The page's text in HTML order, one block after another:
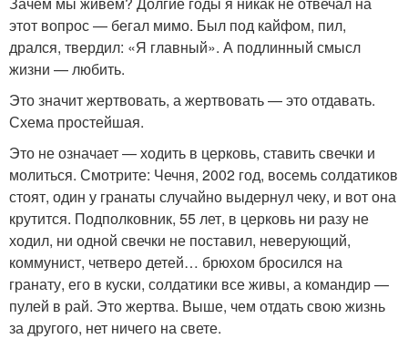
этот вопрос — бегал мимо. Был под кайфом, пил,
дрался, твердил: «Я главный». А подлинный смысл
жизни — любить.
Это значит жертвовать, а жертвовать — это отдавать.
Схема простейшая.
Это не означает — ходить в церковь, ставить свечки и
молиться. Смотрите: Чечня, 2002 год, восемь солдатиков
стоят, один у гранаты случайно выдернул чеку, и вот она
крутится. Подполковник, 55 лет, в церковь ни разу не
ходил, ни одной свечки не поставил, неверующий,
коммунист, четверо детей… брюхом бросился на
гранату, его в куски, солдатики все живы, а командир —
пулей в рай. Это жертва. Выше, чем отдать свою жизнь
за другого, нет ничего на свете.